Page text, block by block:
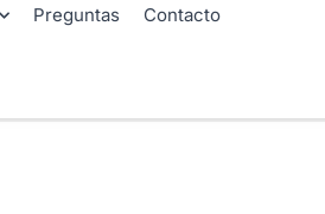
Preguntas Contacto